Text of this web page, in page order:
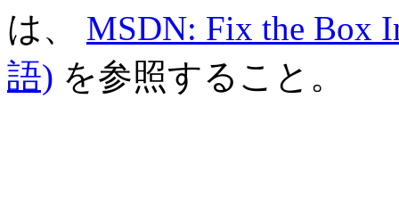
は、 MSDN: Fix the Box
語) を参照すること。